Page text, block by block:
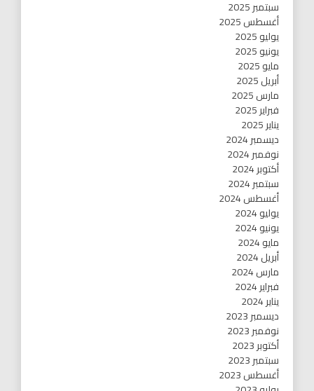
سبتمبر 2025
أغسطس 2025
يوليو 2025
يونيو 2025
مايو 2025
أبريل 2025
مارس 2025
فبراير 2025
يناير 2025
ديسمبر 2024
نوفمبر 2024
أكتوبر 2024
سبتمبر 2024
أغسطس 2024
يوليو 2024
يونيو 2024
مايو 2024
أبريل 2024
مارس 2024
فبراير 2024
يناير 2024
ديسمبر 2023
نوفمبر 2023
أكتوبر 2023
سبتمبر 2023
أغسطس 2023